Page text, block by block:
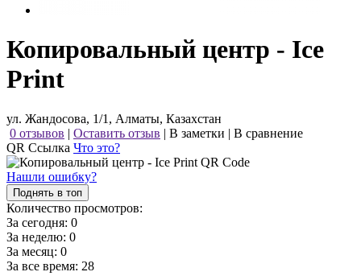
Копировальный центр - Ice
Print
ул. Жандосова, 1/1, Алматы, Казахстан
0 отзывов | Оставить отзыв | В заметки | В сравнение
QR Ссылка Что это?
Нашли ошибку?
Поднять в топ
Количество просмотров:
За сегодня: 0
За неделю: 0
За месяц: 0
За все время: 28